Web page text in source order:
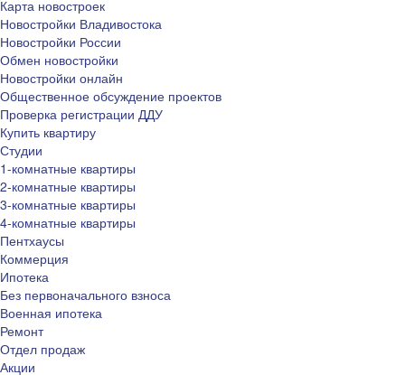
Карта новостроек
Новостройки Владивостока
Новостройки России
Обмен новостройки
Новостройки онлайн
Общественное обсуждение проектов
Проверка регистрации ДДУ
Купить квартиру
Студии
1-комнатные квартиры
2-комнатные квартиры
3-комнатные квартиры
4-комнатные квартиры
Пентхаусы
Коммерция
Ипотека
Без первоначального взноса
Военная ипотека
Ремонт
Отдел продаж
Акции